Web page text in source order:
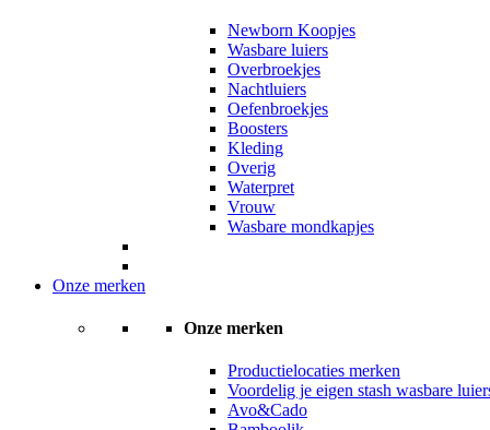
Newborn Koopjes
Wasbare luiers
Overbroekjes
Nachtluiers
Oefenbroekjes
Boosters
Kleding
Overig
Waterpret
Vrouw
Wasbare mondkapjes
Onze merken
Onze merken
Productielocaties merken
Voordelig je eigen stash wasbare
Avo&Cado